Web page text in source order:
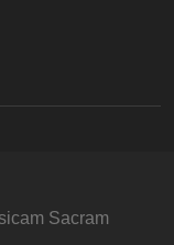
Sacram